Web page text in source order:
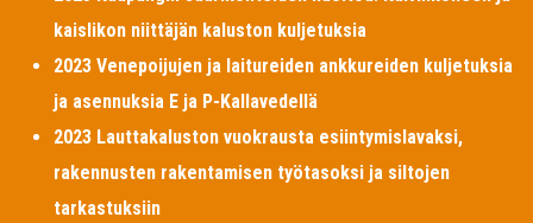
kaislikon niittäjän kaluston kuljetuksia
2023 Venepoijujen ja laitureiden ankkureiden kuljetuksia
ja asennuksia E ja P-Kallavedellä
2023 Lauttakaluston vuokrausta esiintymislavaksi,
rakennusten rakentamisen työtasoksi ja siltojen
tarkastuksiin